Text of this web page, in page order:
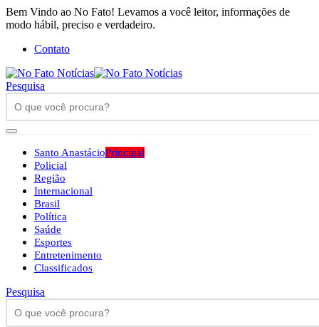
Bem Vindo ao No Fato! Levamos a você leitor, informações de
modo hábil, preciso e verdadeiro.
Contato
Pesquisa
Santo AnastácioPrincipal
Policial
Região
Internacional
Brasil
Política
Saúde
Esportes
Entretenimento
Classificados
Pesquisa